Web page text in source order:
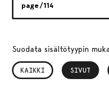
Suodata sisältötyypin
KAIKKI SIVUT
, VALITTU